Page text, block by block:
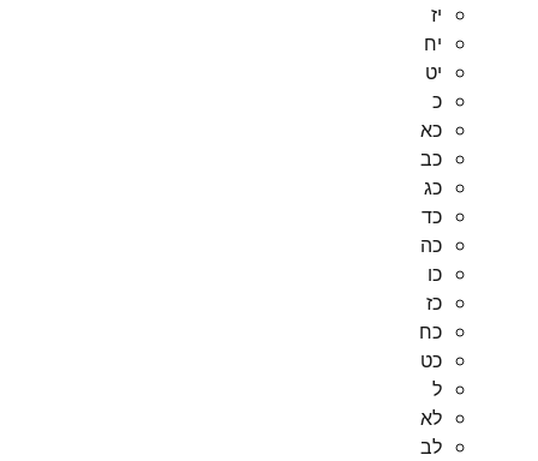
יז
יח
יט
כ
כא
כב
כג
כד
כה
כו
כז
כח
כט
ל
לא
לב